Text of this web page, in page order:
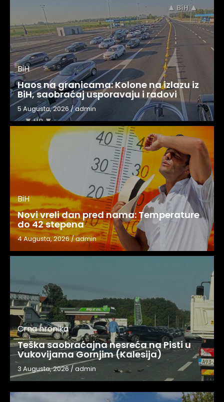
BiH
Haos na granicama: Kolone na izlazu iz
BiH, saobraćaj usporavaju i radovi
5 Augusta, 2026/admin
BiH
Novi vreli dan pred nama: Temperature
do 42 stepena
4 Augusta, 2026/admin
Crna hronika
Teška saobraćajna nesreća na Pisti u
Vukovijama Gornjim (Kalesija)
3 Augusta, 2026/admin